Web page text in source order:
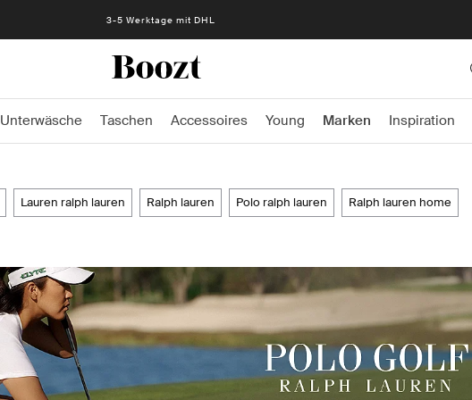
3-5 Werktage mit DHL
Unterwäsche Taschen Accessoires Young Marken Inspiration
lauren ralph lauren ralph lauren polo ralph lauren ralph lauren home